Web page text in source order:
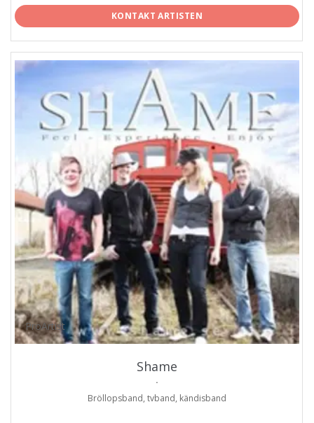
KONTAKT ARTISTEN
ProArtist
Shame
.
Bröllopsband, tvband, kändisband